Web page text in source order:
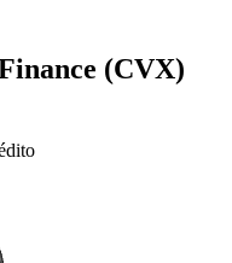
(CVX)